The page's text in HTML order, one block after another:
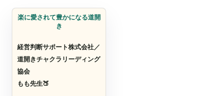
楽に愛されて豊かになる道開
き
経営判断サポート株式会社／
道開きチャクラリーディング
協会
もも先生🍑